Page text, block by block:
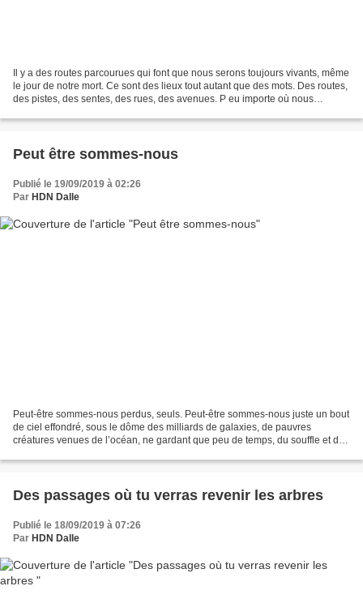
Il y a des routes parcourues qui font que nous serons toujours vivants, même
le jour de notre mort. Ce sont des lieux tout autant que des mots. Des routes,
des pistes, des sentes, des rues, des avenues. P eu importe où nous
Peut être sommes-nous
Publié le 19/09/2019 à 02:26
Par HDN Dalle
Peut-être sommes-nous perdus, seuls. Peut-être sommes-nous juste un bout
de ciel effondré, sous le dôme des milliards de galaxies, de pauvres
créatures venues de l’océan, ne gardant que peu de temps, du souffle et de
Des passages où tu verras revenir les arbres
Publié le 18/09/2019 à 07:26
Par HDN Dalle